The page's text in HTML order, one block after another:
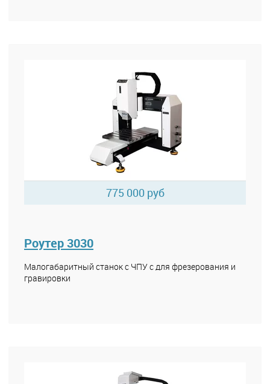
775 000 руб
Роутер 3030
Малогабаритный станок с ЧПУ с для фрезерования и
гравировки